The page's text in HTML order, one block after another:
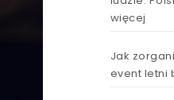
więcej
Jak
event letni